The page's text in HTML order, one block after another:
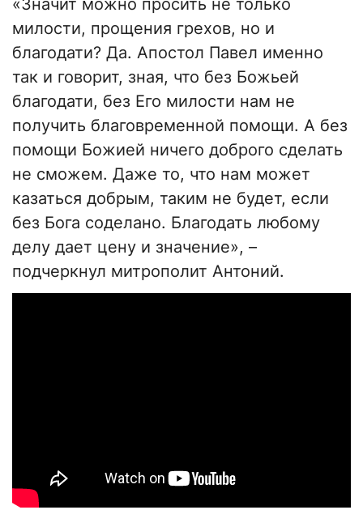
«Значит можно просить не только
милости, прощения грехов, но и
благодати? Да. Апостол Павел именно
так и говорит, зная, что без Божьей
благодати, без Его милости нам не
получить благовременной помощи. А без
помощи Божией ничего доброго сделать
не сможем. Даже то, что нам может
казаться добрым, таким не будет, если
без Бога соделано. Благодать любому
делу дает цену и значение», –
подчеркнул митрополит Антоний.